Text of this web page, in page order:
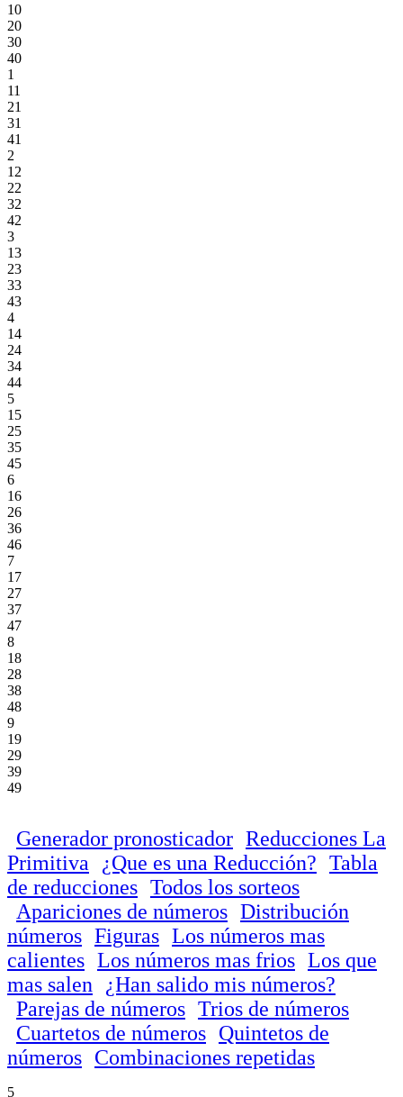
10
20
30
40
1
11
21
31
41
2
12
22
32
42
3
13
23
33
43
4
14
24
34
44
5
15
25
35
45
6
16
26
36
46
7
17
27
37
47
8
18
28
38
48
9
19
29
39
49
Generador pronosticador Reducciones La
Primitiva
¿Que es una Reducción? Tabla
de reducciones Todos los sorteos
Apariciones de números Distribución
números Figuras Los números mas
calientes Los números mas frios Los que
mas salen
¿Han salido mis números?
Parejas de números Trios de números
Cuartetos de números Quintetos de
números Combinaciones repetidas
5